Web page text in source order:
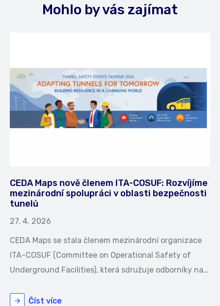
Mohlo by vás zajímat
CEDA Maps nově členem ITA-COSUF: Rozvíjíme
mezinárodní spolupráci v oblasti bezpečnosti
tunelů
27. 4. 2026
CEDA Maps se stala členem mezinárodní organizace
ITA-COSUF (Committee on Operational Safety of
Underground Facilities), která sdružuje odborníky na…
Číst více